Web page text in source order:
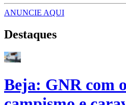
ANUNCIE AQUI
Destaques
Beja: GNR com